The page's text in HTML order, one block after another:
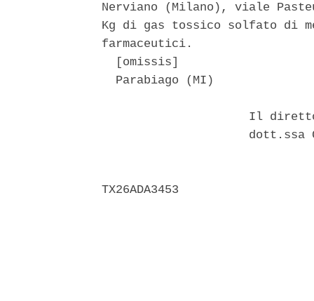
Nerviano (Milano), viale
Kg di gas tossico solfato di
farmaceutici.
  [omissis]
  Parabiago (MI)
Il